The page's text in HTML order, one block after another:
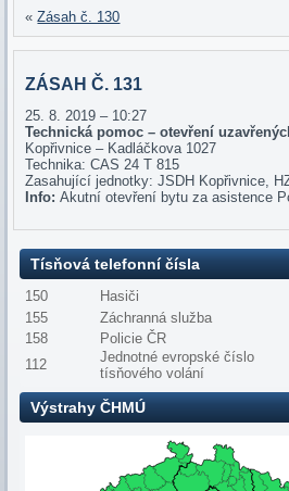
«Zásah č. 130
ZÁSAH Č. 131
25. 8. 2019 – 10:27
Technická pomoc – otevření
Kopřivnice – Kadláčkova 1027
Technika: CAS 24 T 815
Zasahující jednotky: JSDH Kopřivnice,
Info:Akutní otevření bytu za asistence
Tísňová telefonní čísla
150
Hasiči
155
Záchranná služba
158
Policie ČR
112
Jednotné evropské číslo
tísňového volání
Výstrahy ČHMÚ